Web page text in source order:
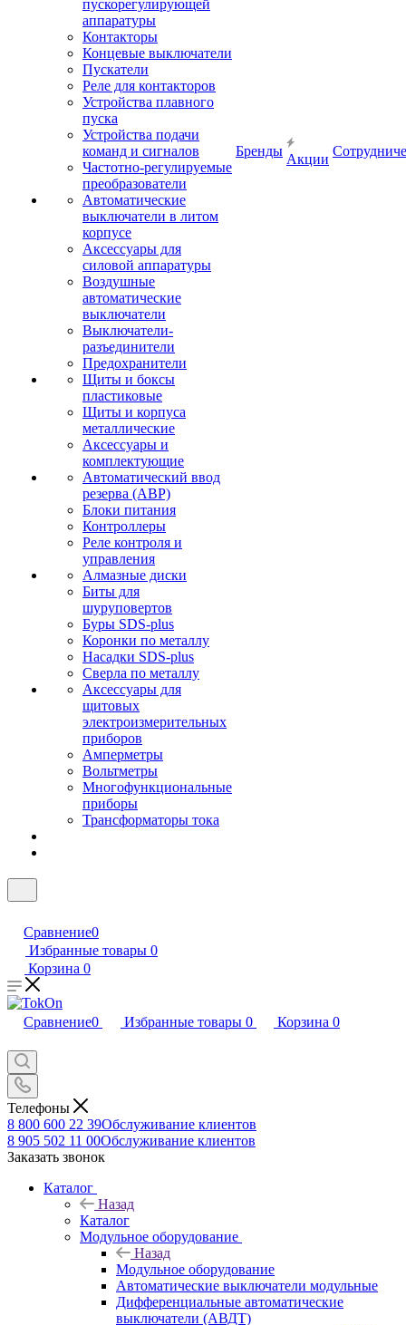
пускорегулирующей
аппаратуры
Контакторы
Концевые выключатели
Пускатели
Реле для контакторов
Устройства плавного
пуска
Устройства подачи
команд и сигналов
Частотно-регулируемые
преобразователи
Автоматические
выключатели в литом
корпусе
Аксессуары для
силовой аппаратуры
Воздушные
автоматические
выключатели
Выключатели-
разъединители
Предохранители
Щиты и боксы
пластиковые
Щиты и корпуса
металлические
Аксессуары и
комплектующие
Автоматический ввод
резерва (АВР)
Блоки питания
Контроллеры
Реле контроля и
управления
Алмазные диски
Биты для
шуруповертов
Буры SDS-plus
Коронки по металлу
Насадки SDS-plus
Сверла по металлу
Аксессуары для
щитовых
электроизмерительных
приборов
Амперметры
Вольтметры
Многофункциональные
приборы
Трансформаторы тока
Бренды
Акции
Сравнение0
Избранные товары 0
Корзина 0
Сравнение0 Избранные товары 0 Корзина 0
Телефоны
8 800 600 22 39Обслуживание клиентов
8 905 502 11 00Обслуживание клиентов
Заказать звонок
Каталог
Назад
Каталог
Модульное оборудование
Назад
Модульное оборудование
Автоматические выключатели модульные
Дифференциальные автоматические
выключатели (АВДТ)